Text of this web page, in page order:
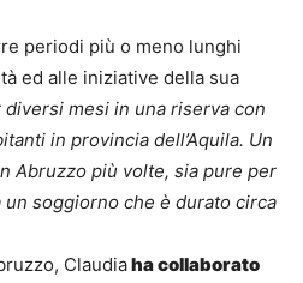
periodi più o meno lunghi
ed alle iniziative della sua
diversi mesi in una riserva con
in provincia dell’Aquila. Un
Abruzzo più volte, sia pure per
soggiorno che è durato circa
Claudiaha collaborato